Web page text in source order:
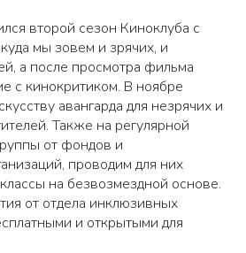
второй сезон Киноклуба с
мы зовем и зрячих, и
а после просмотра фильма
с кинокритиком. В ноябре
авангарда для незрячих и
Также на регулярной
от фондов и
проводим для них
на безвозмездной основе.
от отдела инклюзивных
и открытыми для